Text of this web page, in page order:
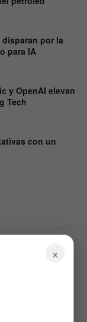
por la
para IA
y OpenAI elevan
Tech
con un
×